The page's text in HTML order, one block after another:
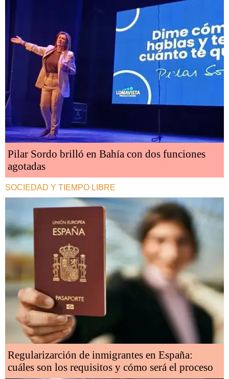
Pilar Sordo brilló en Bahía con dos funciones
agotadas
SOCIEDAD Y TIEMPO LIBRE
Regularizarción de inmigrantes en España:
cuáles son los requisitos y cómo será el proceso